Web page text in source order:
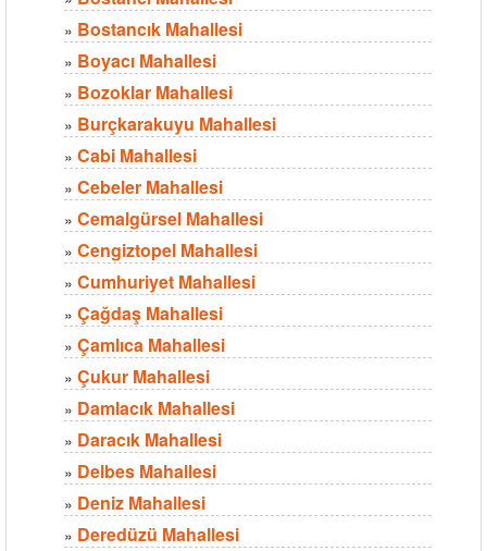
» Bostancık Mahallesi
» Boyacı Mahallesi
» Bozoklar Mahallesi
» Burçkarakuyu Mahallesi
» Cabi Mahallesi
» Cebeler Mahallesi
» Cemalgürsel Mahallesi
» Cengiztopel Mahallesi
» Cumhuriyet Mahallesi
» Çağdaş Mahallesi
» Çamlıca Mahallesi
» Çukur Mahallesi
» Damlacık Mahallesi
» Daracık Mahallesi
» Delbes Mahallesi
» Deniz Mahallesi
» Deredüzü Mahallesi